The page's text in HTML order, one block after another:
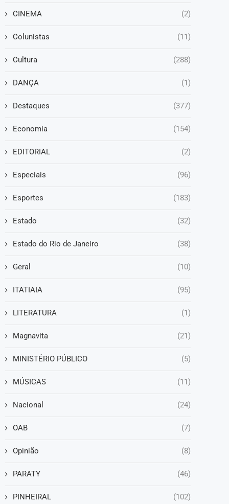
CINEMA (2)
Colunistas (11)
Cultura (288)
DANÇA (1)
Destaques (377)
Economia (154)
EDITORIAL (2)
Especiais (96)
Esportes (183)
Estado (32)
Estado do Rio de Janeiro (38)
Geral (10)
ITATIAIA (95)
LITERATURA (1)
Magnavita (21)
MINISTÉRIO PÚBLICO (5)
MÚSICAS (11)
Nacional (24)
OAB (7)
Opinião (8)
PARATY (46)
PINHEIRAL (102)